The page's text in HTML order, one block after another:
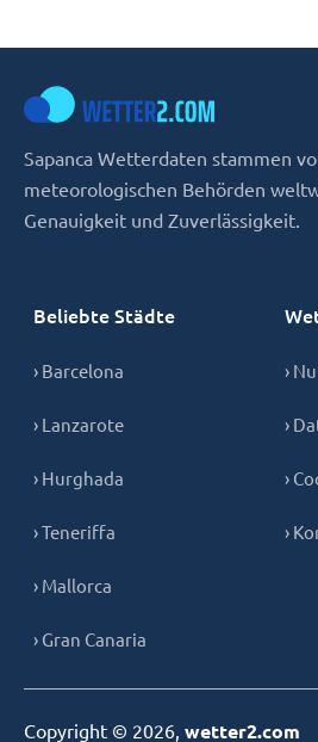
Sapanca Wetterdaten stammen
meteorologischen Behörden
Genauigkeit und Zuverlässigkeit.
Beliebte Städte
› Barcelona
› Lanzarote
› Hurghada
› Teneriffa
› Mallorca
› Gran Canaria
›
›
›
›
Copyright © 2026, wetter2.com